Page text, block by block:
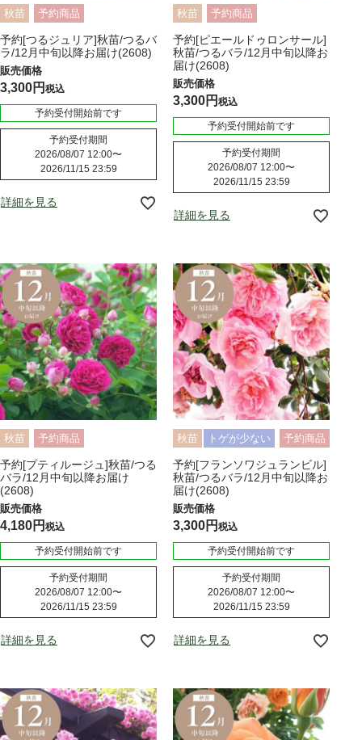
秋苗 予約商品
予約[つるジュリア]秋苗/つるバ
ラ/12月中旬以降お届け(2608)
3,300 税込
予約受付開始前です
予約受付期間
2026/08/07 12:00〜
2026/11/15 23:59
詳細を見る
秋苗 予約商品
予約[ピエールドゥロンサール]
秋苗/つるバラ/12月中旬以降お
届け(2608)
3,300 税込
予約受付開始前です
予約受付期間
2026/08/07 12:00〜
2026/11/15 23:59
詳細を見る
秋苗 予約商品
予約[プティルージュ]秋苗/つる
バラ/12月中旬以降お届け
(2608)
4,180 税込
予約受付開始前です
予約受付期間
2026/08/07 12:00〜
2026/11/15 23:59
詳細を見る
秋苗 トゲが少ない 予約商品
予約[フランソワジュランビル]
秋苗/つるバラ/12月中旬以降お
届け(2608)
3,300 税込
予約受付開始前です
予約受付期間
2026/08/07 12:00〜
2026/11/15 23:59
詳細を見る